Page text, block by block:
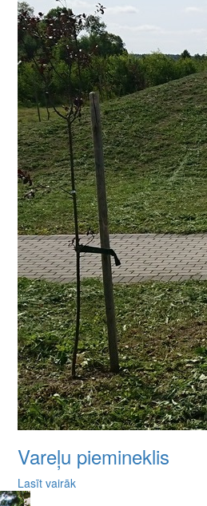
Vareļu piemineklis
Lasīt vairāk